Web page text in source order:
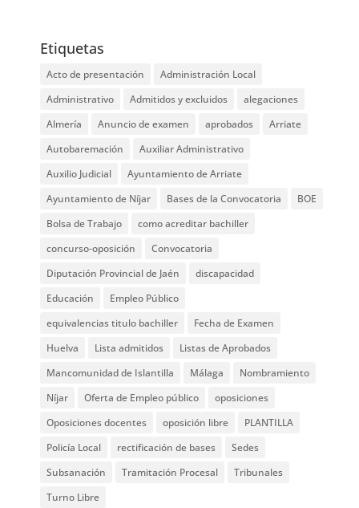
Etiquetas
Acto de presentación
Administración Local
Administrativo
Admitidos y excluidos
alegaciones
Almería
Anuncio de examen aprobados
Arriate
Autobaremación
Auxiliar Administrativo
Auxilio Judicial
Ayuntamiento de Arriate
Ayuntamiento de Níjar
Bases de la Convocatoria
BOE
Bolsa de Trabajo
como acreditar bachiller
concurso-oposición
Convocatoria
Diputación Provincial de Jaén
discapacidad
Educación
Empleo Público
equivalencias titulo bachiller
Fecha de Examen
Huelva
Lista admitidos
Listas de Aprobados
Mancomunidad de Islantilla
Málaga
Nombramiento
Níjar
Oferta de Empleo público
oposiciones
Oposiciones docentes
oposición libre
PLANTILLA
Policía Local
rectificación de bases
Sedes
Subsanación
Tramitación Procesal
Tribunales
Turno Libre